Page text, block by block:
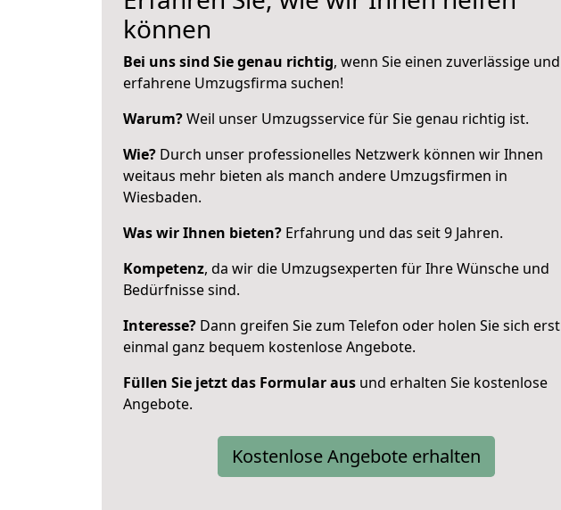
können
Bei uns sind Sie genau richtig, wenn Sie einen zuverlässige und
erfahrene Umzugsfirma suchen!
Warum?Weil unser Umzugsservice für Sie genau richtig ist.
Wie? Durch unser professionelles Netzwerk können wir Ihnen
weitaus mehr bieten als manch andere Umzugsfirmen in
Wiesbaden.
Was wir Ihnen bieten? Erfahrung und das seit 9 Jahren.
Kompetenz, da wir die Umzugsexperten für Ihre Wünsche und
Bedürfnisse sind.
Interesse? Dann greifen Sie zum Telefon oder holen Sie sich erst
einmal ganz bequem kostenlose Angebote.
Füllen Sie jetzt das Formular aus und erhalten Sie kostenlose
Angebote.
Kostenlose Angebote erhalten